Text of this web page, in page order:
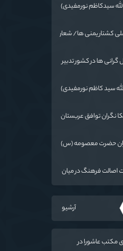
سیدکاظم نورمفیدی)
کشتار یمنی ها/ شعار
گرانی ها در کشور تدبیر
سید کاظم نورمفیدی)
نگران توافق عربستان
حضرت معصومه (س)
اصالت فرهنگ در میان
آرشیو
مکتب عاشورا در